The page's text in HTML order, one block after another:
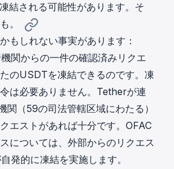
結される可能性があります。そ
。
もしれない事実があります：
関からの一件の確認済みリクエ
のUSDTを凍結できるのです。凍
は必要ありません。Tetherが連
関 （59の司法管轄区域にわたる）
エストがあれば十分です。OFAC
については、外部からのリクエス
発的に凍結を実施します。